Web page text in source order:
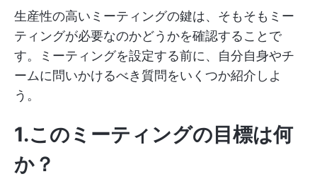
生産性の高いミーティングの鍵は、そもそもミー
ティングが必要なのかどうかを確認することで
す。ミーティングを設定する前に、自分自身やチ
ームに問いかけるべき質問をいくつか紹介しよ
う。
1.このミーティングの目標は何
か？